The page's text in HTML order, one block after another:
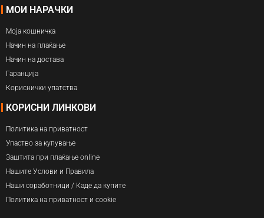
МОИ НАРАЧКИ
Моја кошничка
Начин на плаќање
Начин на достава
Гаранција
Кориснички упатства
КОРИСНИ ЛИНКОВИ
Политика на приватност
Упаство за купување
Заштита при плаќање online
Нашите Услови и Правила
Наши соработници / Каде да купите
Политика на приватност и cookie